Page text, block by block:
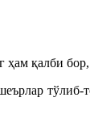
қалби